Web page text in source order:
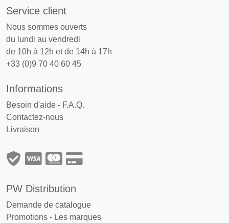
Service client
Nous sommes ouverts
du lundi au vendredi
de 10h à 12h et de 14h à 17h
+33 (0)9 70 40 60 45
Informations
Besoin d'aide - F.A.Q.
Contactez-nous
Livraison
PW Distribution
Demande de catalogue
Promotions - Les marques